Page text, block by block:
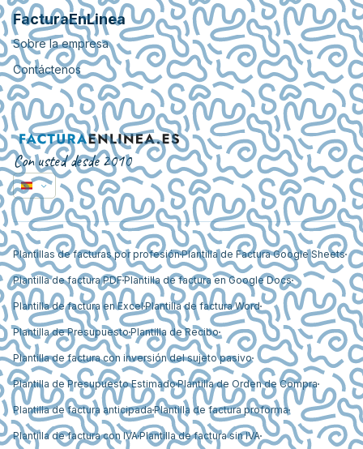
FacturaEnLinea
Sobre la empresa
Contáctenos
Con usted desde 2010
Plantillas de facturas por profesiónPlantilla de Factura Google Sheets
Plantilla de factura PDF Plantilla de factura en Google Docs
Plantilla de factura en ExcelPlantilla de factura Word
Plantilla de PresupuestoPlantilla de Recibo
Plantilla de factura con inversión del sujeto pasivo
Plantilla de Presupuesto EstimadoPlantilla de Orden de Compra
Plantilla de factura anticipada Plantilla de factura proforma
Plantilla de factura con IVAPlantilla de factura sin IVA